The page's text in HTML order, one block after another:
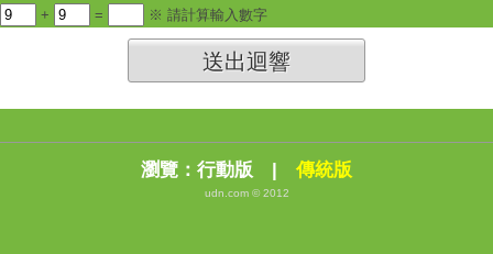
+ = ※ 請計算輸入數字
送出迴響
瀏覽： 行動版 | 傳統版
udn.com © 2012